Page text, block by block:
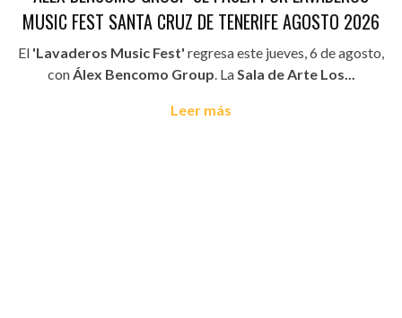
MUSIC FEST SANTA CRUZ DE TENERIFE AGOSTO 2026
El 'Lavaderos Music Fest' regresa este jueves, 6 de agosto,
conÁlex Bencomo Group. LaSala de Arte Los...
Leer más